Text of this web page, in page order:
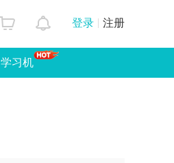
登录 注册
学习机